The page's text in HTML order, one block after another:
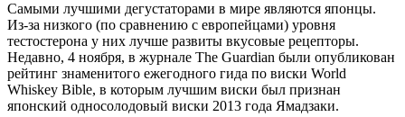
Самыми лучшими дегустаторами в мире являются японцы.
Из-за низкого (по сравнению с европейцами) уровня
тестостерона у них лучше развиты вкусовые рецепторы.
Недавно, 4 ноября, в журнале The Guardian были опубликован
рейтинг знаменитого ежегодного гида по виски World
Whiskey Bible, в которым лучшим виски был признан
японский односолодовый виски 2013 года Ямадзаки.